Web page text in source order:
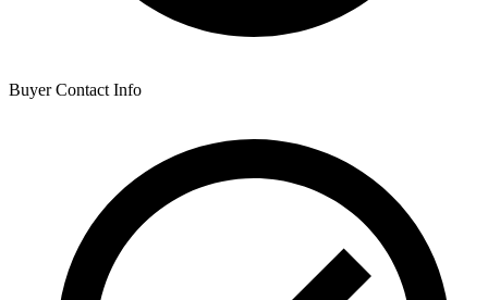
Buyer Contact Info